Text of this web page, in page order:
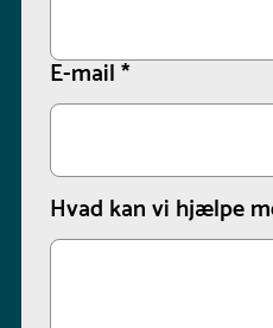
E-mail*
Hvad kan vi hjælpe